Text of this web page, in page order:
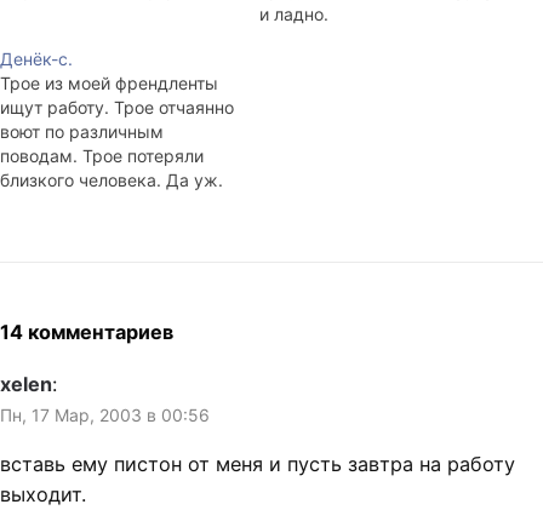
и ладно.
Денёк-с.
Трое из моей френдленты
ищут работу. Трое отчаянно
воют по различным
поводам. Трое потеряли
близкого человека. Да уж.
14 комментариев
xelen:
Пн, 17 Мар, 2003 в 00:56
вставь ему пистон от меня и пусть завтра на работу
выходит.